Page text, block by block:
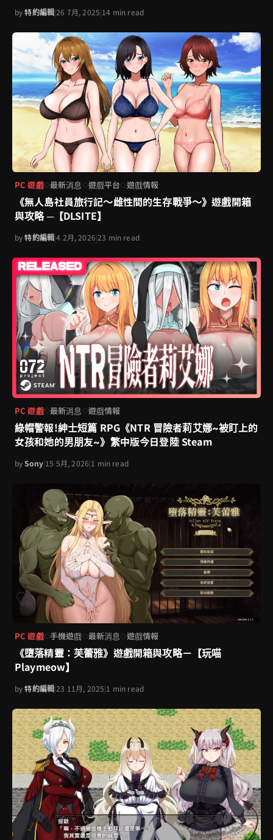
by特約編輯|26 7月, 2025|14 min read
PC 遊戲◇最新消息◇遊戲平台◇遊戲情報
《無人島社員旅行記～雌性間的生存戰爭～》遊戲開箱
與攻略 ─【DLSITE】
by特約編輯|4 2月, 2026|23 min read
PC 遊戲◇最新消息◇遊戲情報
綠帽警報!紳士短篇 RPG《NTR 冒險者莉艾娜~被盯上的
女孩和她的男朋友~》繁中版今日登陸 Steam
bySony|15 5月, 2026|1 min read
PC 遊戲◇手機遊戲◇最新消息◇遊戲情報
《墮落精靈：芙蕾雅》遊戲開箱與攻略－【玩喵
Playmeow】
by特約編輯|23 11月, 2025|1 min read